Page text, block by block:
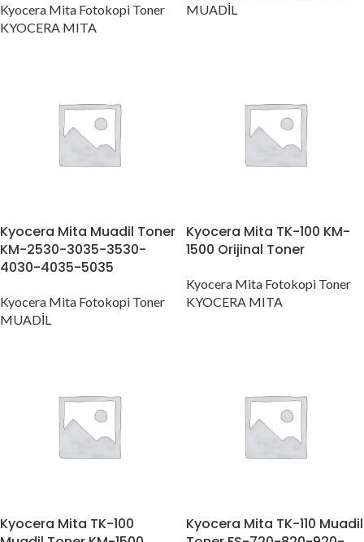
Kyocera Mita Fotokopi Toner
KYOCERA MITA
MUADİL
Kyocera Mita Muadil Toner
KM-2530-3035-3530-
4030-4035-5035
Kyocera Mita Fotokopi Toner
MUADİL
Kyocera Mita TK-100 KM-
1500 Orijinal Toner
Kyocera Mita Fotokopi Toner
KYOCERA MITA
Kyocera Mita TK-100
Kyocera Mita TK-110 Muadil